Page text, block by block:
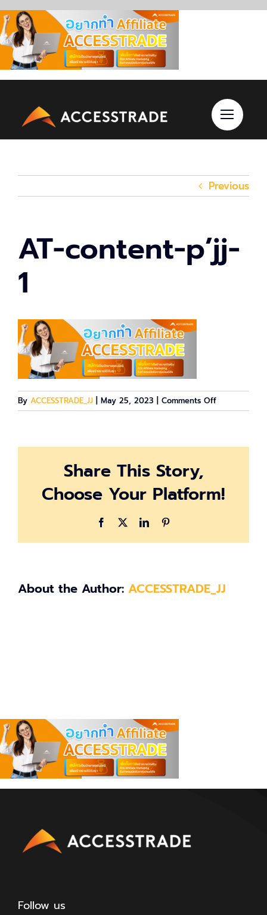
Skip
to
content
Previous
AT-content-p’jj-
1
By ACCESSTRADE_JJ May 25, 2023 Comments Offon
AT-
Share This Story,
Choose Your Platform!
Facebook LinkedIn
About the Author: ACCESSTRADE_JJ
Follow us